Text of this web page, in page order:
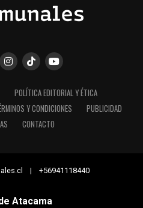
POLÍTICA EDITORIAL Y ÉTICA
Y CONDICIONES
PUBLICIDAD
CONTACTO
| +56941118440
Atacama